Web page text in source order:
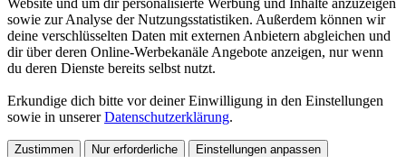
sowie zur Analyse der Nutzungsstatistiken. Außerdem können wir
deine verschlüsselten Daten mit externen Anbietern abgleichen und
dir über deren Online-Werbekanäle Angebote anzeigen, nur wenn
du deren Dienste bereits selbst nutzt.
Erkundige dich bitte vor deiner Einwilligung in den Einstellungen
sowie in unsererDatenschutzerklärung.
Zustimmen Nur erforderliche Einstellungen anpassen